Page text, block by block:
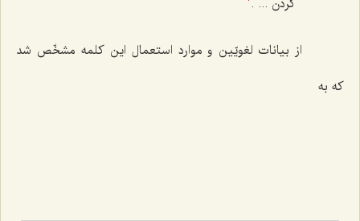
از بیانات لغویّین و موارد استعمال این کلمه مشخّص شد
که به